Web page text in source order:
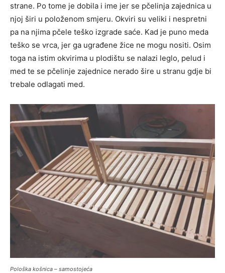
strane. Po tome je dobila i ime jer se pčelinja zajednica u
njoj širi u položenom smjeru. Okviri su veliki i nespretni
pa na njima pčele teško izgrade saće. Kad je puno meda
teško se vrca, jer ga ugrađene žice ne mogu nositi. Osim
toga na istim okvirima u plodištu se nalazi leglo, pelud i
med te se pčelinje zajednice nerado šire u stranu gdje bi
trebale odlagati med.
Pološka košnica – samostojeća